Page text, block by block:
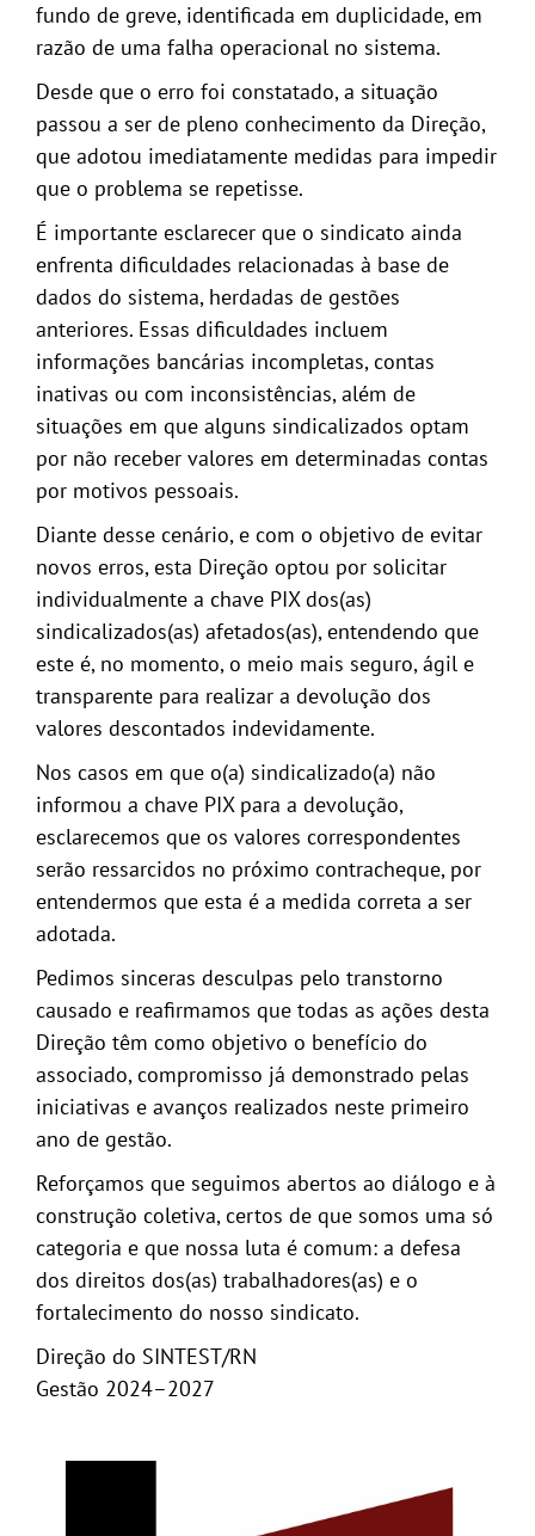
fundo de greve, identificada em duplicidade, em
razão de uma falha operacional no sistema.
Desde que o erro foi constatado, a situação
passou a ser de pleno conhecimento da Direção,
que adotou imediatamente medidas para impedir
que o problema se repetisse.
É importante esclarecer que o sindicato ainda
enfrenta dificuldades relacionadas à base de
dados do sistema, herdadas de gestões
anteriores. Essas dificuldades incluem
informações bancárias incompletas, contas
inativas ou com inconsistências, além de
situações em que alguns sindicalizados optam
por não receber valores em determinadas contas
por motivos pessoais.
Diante desse cenário, e com o objetivo de evitar
novos erros, esta Direção optou por solicitar
individualmente a chave PIX dos(as)
sindicalizados(as) afetados(as), entendendo que
este é, no momento, o meio mais seguro, ágil e
transparente para realizar a devolução dos
valores descontados indevidamente.
Nos casos em que o(a) sindicalizado(a) não
informou a chave PIX para a devolução,
esclarecemos que os valores correspondentes
serão ressarcidos no próximo contracheque, por
entendermos que esta é a medida correta a ser
adotada.
Pedimos sinceras desculpas pelo transtorno
causado e reafirmamos que todas as ações desta
Direção têm como objetivo o benefício do
associado, compromisso já demonstrado pelas
iniciativas e avanços realizados neste primeiro
ano de gestão.
Reforçamos que seguimos abertos ao diálogo e à
construção coletiva, certos de que somos uma só
categoria e que nossa luta é comum: a defesa
dos direitos dos(as) trabalhadores(as) e o
fortalecimento do nosso sindicato.
Direção do SINTEST/RN
Gestão 2024–2027